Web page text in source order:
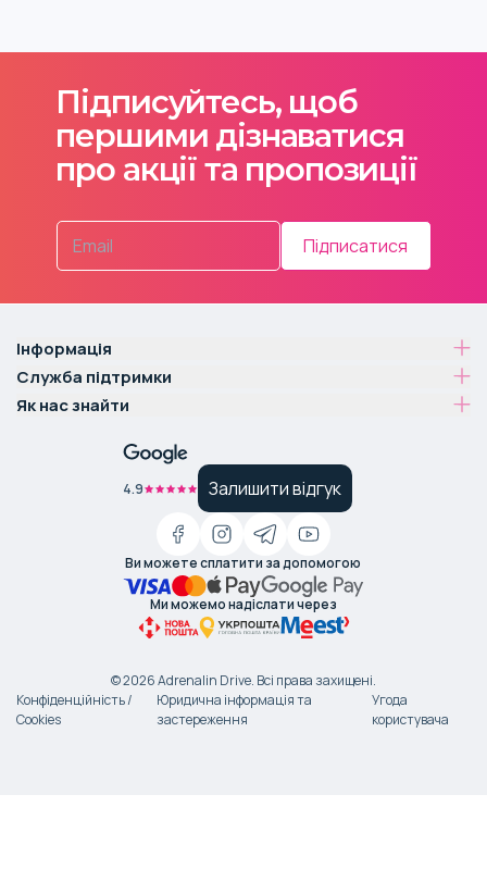
Підписуйтесь, щоб
першими дізнаватися
про акції та пропозиції
Підписатися
Інформація
Служба підтримки
Як нас знайти
4.9 Залишити відгук
Ви можете сплатити за допомогою
Ми можемо надіслати через
©2026Adrenalin Drive. Всі права захищені.
Конфіденційність /
Cookies
Юридична інформація та
застереження
Угода
користувача